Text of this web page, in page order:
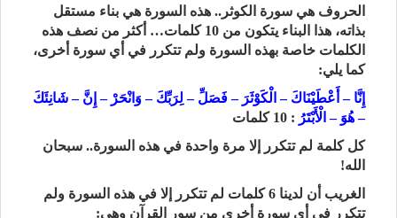
الحروف هي سورة الكوثر.. هذه السورة هي بناء مستقل
بذاته، هذا البناء يتكون من 10 كلمات… أكثر من نصف هذه
الكلمات خاصة بهذه السورة ولم تتكرر في أي سورة أخرى،
كما يلي:
إِنَّا – أَعْطَيْنَاكَ – الْكَوْثَرَ – فَصَلِّ – لِرَبِّكَ – وَانْحَرْ – إِنَّ – شَانِئَكَ
– هُوَ – الْأَبْتَرُ : 10 كلمات
كل كلمة لم تتكرر إلا مرة واحدة في هذه السورة.. سبحان
الله!
الغريب أن لدينا 6 كلمات لم تتكرر إلا في هذه السورة ولم
تتكرر في أي سورة أخرى من سور القرآن وهي: